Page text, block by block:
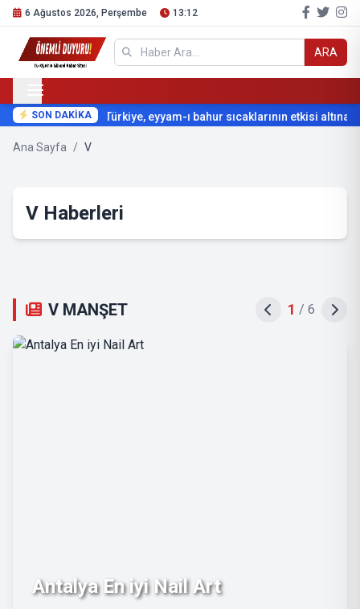
6 Ağustos 2026, Perşembe 13:12
ARA
SON DAKİKA Türkiye, eyyam-ı bahur sıcaklarının etkisi altına
Ana Sayfa / V
V Haberleri
V MANŞET 2 / 6
Aksu En İyi Nail Art